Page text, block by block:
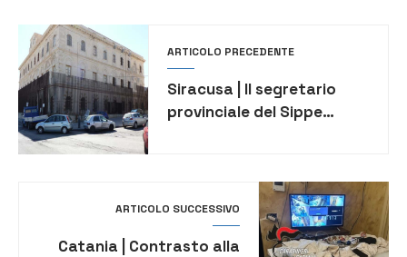
ARTICOLO PRECEDENTE
Siracusa | Il segretario
provinciale del Sippe
ARTICOLO SUCCESSIVO
Catania | Contrasto alla